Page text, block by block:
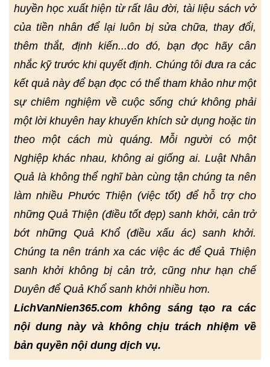
huyền học xuất hiện từ rất lâu đời, tài liệu sách vở
của tiền nhân để lại luôn bị sửa chữa, thay đổi,
thêm thắt, định kiến...do đó, bạn đọc hãy cân
nhắc kỹ trước khi quyết định. Chúng tôi đưa ra các
kết quả này để bạn đọc có thể tham khảo như một
sự chiêm nghiệm về cuộc sống chứ không phải
một lời khuyên hay khuyến khích sử dụng hoặc tin
theo một cách mù quáng. Mỗi người có một
Nghiệp khác nhau, không ai giống ai. Luật Nhân
Quả là không thể nghĩ bàn cùng tận chúng ta nên
làm nhiều Phước Thiện (việc tốt) để hỗ trợ cho
những Quả Thiện (điều tốt đẹp) sanh khởi, cản trở
bớt những Quả Khổ (điều xấu ác) sanh khởi.
Chúng ta nên tránh xa các việc ác để Quả Thiện
sanh khởi không bị cản trở, cũng như hạn chế
Duyên để Quả Khổ sanh khởi nhiều hơn.
LichVanNien365.com không sáng tạo ra các
nội dung này và không chịu trách nhiệm về
bản quyền nội dung dịch vụ.